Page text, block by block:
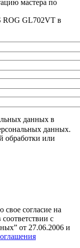
мастера по
ROG GL702VT в
данных в
данных.
обработки или
согласие на
с
от 27.06.2006 и